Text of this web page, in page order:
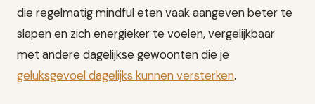
die regelmatig mindful eten vaak aangeven beter te
slapen en zich energieker te voelen, vergelijkbaar
met andere dagelijkse gewoonten die je
geluksgevoel dagelijks kunnen versterken.